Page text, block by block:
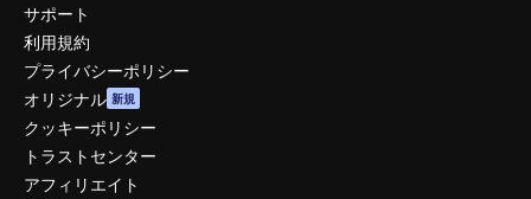
サポート
利用規約
プライバシーポリシー
オリジナル 新規
クッキーポリシー
トラストセンター
アフィリエイト